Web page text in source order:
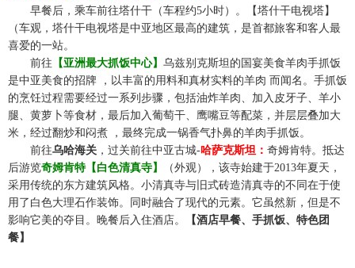
早餐后，乘车前往塔什干（车程约5小时）。【塔什干电视塔】
（车观，塔什干电视塔是中亚地区最高的建筑，是首都旅客和客人最
喜爱的一站。
前往 【亚洲最大抓饭中心】 乌兹别克斯坦的国宴美食羊肉手抓饭
是中亚美食的招牌
，以丰富的用料和真材实料的羊肉 而闻名。手抓饭
的烹饪过程需要经过一系列步骤，包括油炸羊肉、加入皮牙子、羊小
腿、黄萝卜等食材， 最后加入葡萄干、鹰嘴豆等配菜 ，并层层叠加大
米，经过翻炒和闷煮
，最终完成一锅香气扑鼻的羊肉手抓饭。
前往乌哈海关 ，过关前往中亚古城-哈萨克斯坦： 奇姆肯特。抵达
后游览奇姆肯特【白色清真寺】 （外观），该寺始建于2013年夏天，
采用传统的东方建筑风格。小清真寺与旧式砖造清真寺的不同在于使
用了白色大理石作装饰。同时融合了现代的元素。它虽然新，但是不
影响它美的夺目。 晚餐后入住酒店。 【酒店早餐、 手抓饭、 特色团
餐】